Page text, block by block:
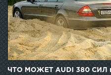
ЧТО МОЖЕТ AUDI 380 СИЛ